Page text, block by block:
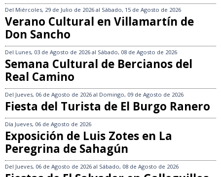
Del Miércoles, 29 de Julio de 2026 al Sábado, 15 de Agosto de 2026
Verano Cultural en Villamartín de
Don Sancho
Del Lunes, 03 de Agosto de 2026 al Sábado, 08 de Agosto de 2026
Semana Cultural de Bercianos del
Real Camino
Del Jueves, 06 de Agosto de 2026 al Domingo, 09 de Agosto de 2026
Fiesta del Turista de El Burgo Ranero
Día Jueves, 06 de Agosto de 2026
Exposición de Luis Zotes en La
Peregrina de Sahagún
Del Jueves, 06 de Agosto de 2026 al Sábado, 08 de Agosto de 2026